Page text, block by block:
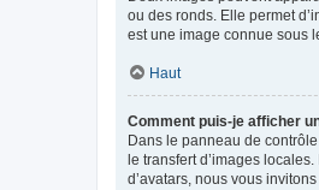
ou des ronds. Elle permet
est une image connue sous
Haut
Comment puis-je afficher
Dans le panneau de
le transfert d’images
d’avatars, nous vous